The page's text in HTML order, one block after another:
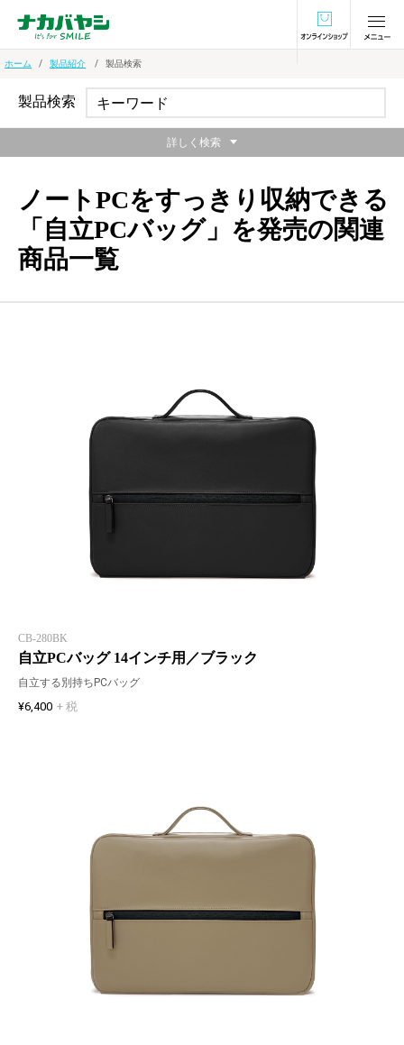
オンラインショ
ホーム 製品紹介 製品検索
ノートPCをすっきり収納できる
「自立PCバッグ」を発売の関連
商品一覧
CB-280BK
自立PCバッグ 14インチ用／ブラック
自立する別持ちPCバッグ
¥6,400 + 税
製品検索
詳しく検索